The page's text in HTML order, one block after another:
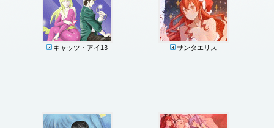
キャッツ・アイ13 サンタエリス